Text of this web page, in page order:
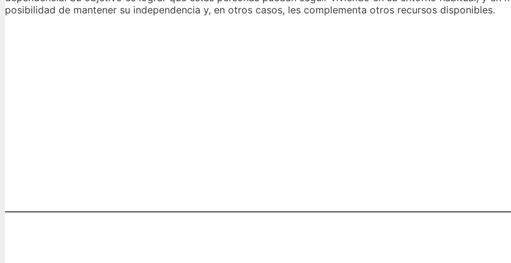
posibilidad de mantener su independencia y, en otros casos, les complementa otros recursos disponibles.